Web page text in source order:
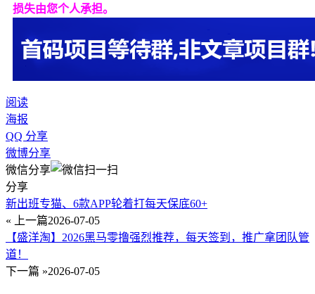
损失由您个人承担。
阅读
海报
QQ 分享
微博分享
微信分享
分享
新出班专猫、6款APP轮着打每天保底60+
« 上一篇2026-07-05
【盛洋淘】2026黑马零撸强烈推荐，每天签到，推广拿团队管
道！
下一篇 »2026-07-05